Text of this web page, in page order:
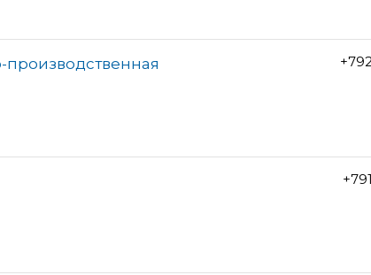
производственная